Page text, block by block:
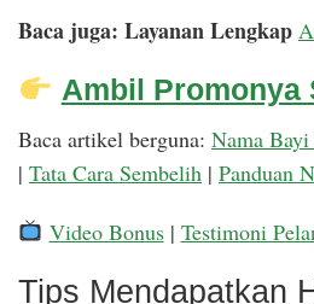
Baca juga: Layanan Lengkap
Ambil Promonya
Baca artikel berguna: Nama
| Tata Cara Sembelih | Panduan
Video Bonus| Testimoni
Tips Mendapatkan